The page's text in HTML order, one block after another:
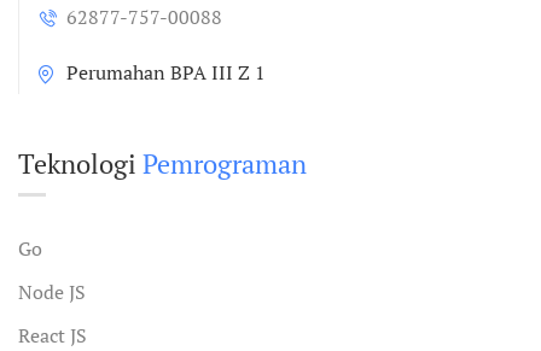
62877-757-00088
Perumahan BPA III Z 1
Teknologi Pemrograman
Go
Node JS
React JS